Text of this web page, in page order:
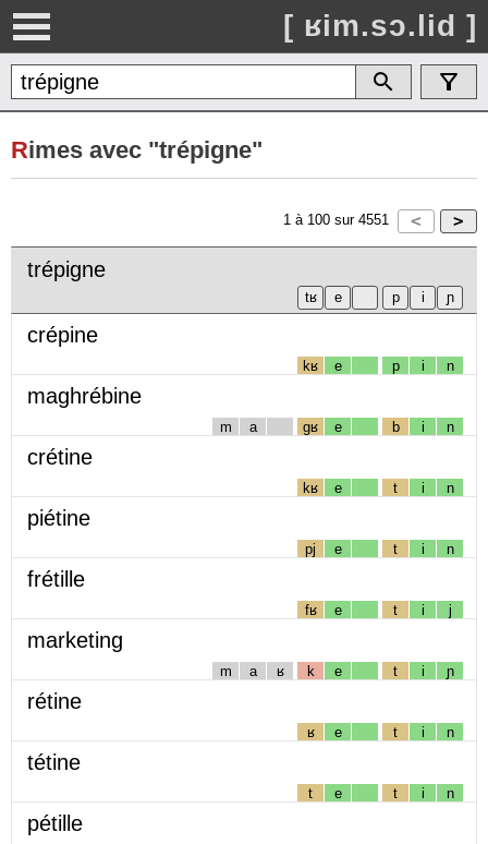
[ ʁim.sɔ.lid ]
Rimes avec "trépigne"
1 à 100 sur 4551
trépigne
crépine
kʁ e p i n
maghrébine
m a gʁ e b i n
crétine
kʁ e t i n
piétine
pj e t i n
frétille
fʁ e t i j
marketing
m a ʁ k e t i ɲ
rétine
ʁ e t i n
tétine
t e t i n
pétille